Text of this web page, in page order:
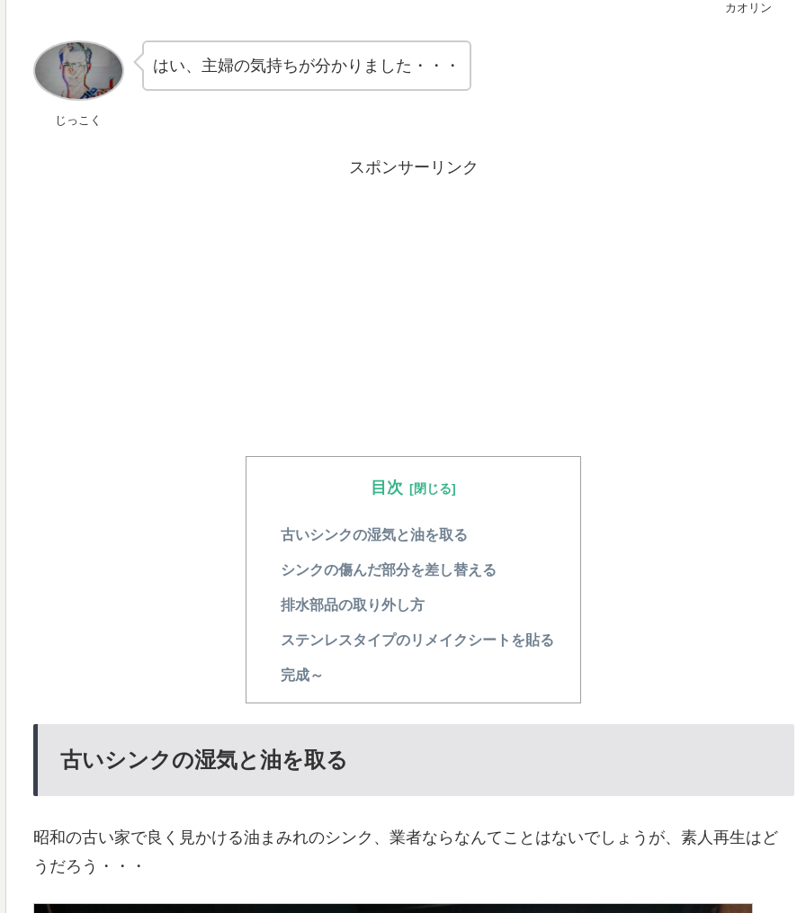
カオリン
じっこく
はい、主婦の気持ちが分かりました・・・
スポンサーリンク
目次
古いシンクの湿気と油を取る
シンクの傷んだ部分を差し替える
排水部品の取り外し方
ステンレスタイプのリメイクシートを貼る
完成～
古いシンクの湿気と油を取る
昭和の古い家で良く見かける油まみれのシンク、業者ならなんてことはないでしょうが、素人再生はど
うだろう・・・